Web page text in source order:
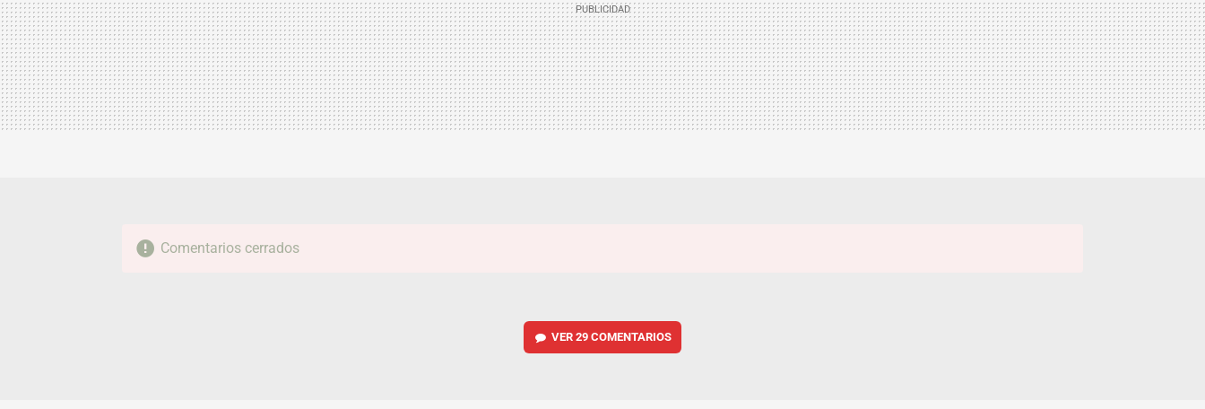
Comentarios cerrados
VER 29 COMENTARIOS